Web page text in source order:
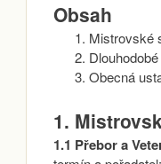
Obsah
Mistrovské
Obecná
1.
1.1 Přebor a